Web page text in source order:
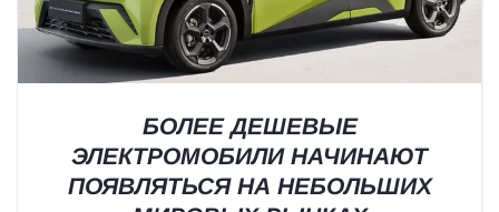
БОЛЕЕ ДЕШЕВЫЕ
ЭЛЕКТРОМОБИЛИ НАЧИНАЮТ
ПОЯВЛЯТЬСЯ НА НЕБОЛЬШИХ